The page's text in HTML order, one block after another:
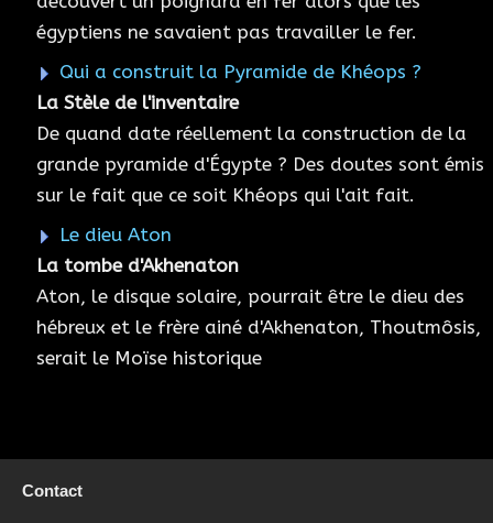
égyptiens ne savaient pas travailler le fer.
Qui a construit la Pyramide de Khéops ?
La Stèle de l'inventaire
De quand date réellement la construction de la
grande pyramide d'Égypte ? Des doutes sont émis
sur le fait que ce soit Khéops qui l'ait fait.
Le dieu Aton
La tombe d'Akhenaton
Aton, le disque solaire, pourrait être le dieu des
hébreux et le frère ainé d'Akhenaton, Thoutmôsis,
serait le Moïse historique
Contact